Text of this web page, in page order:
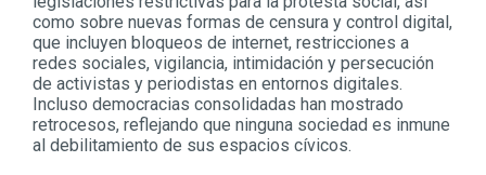
como sobre nuevas formas de censura y control digital,
que incluyen bloqueos de internet, restricciones a
redes sociales, vigilancia, intimidación y persecución
de activistas y periodistas en entornos digitales.
Incluso democracias consolidadas han mostrado
retrocesos, reflejando que ninguna sociedad es inmune
al debilitamiento de sus espacios cívicos.